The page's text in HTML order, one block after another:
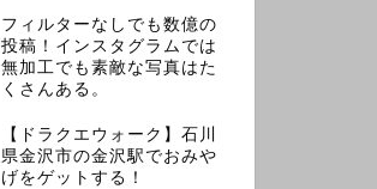
フィルターなしでも数億の
投稿！インスタグラムでは
無加工でも素敵な写真はた
くさんある。
【ドラクエウォーク】石川
県金沢市の金沢駅でおみや
げをゲットする！